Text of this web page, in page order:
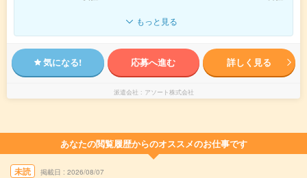
もっと見る
気になる! 応募へ進む 詳しく見る
派遣会社 アソート株式会社
あなたの閲覧履歴からのオススメのお仕事です
未読 掲載日 2026/08/07